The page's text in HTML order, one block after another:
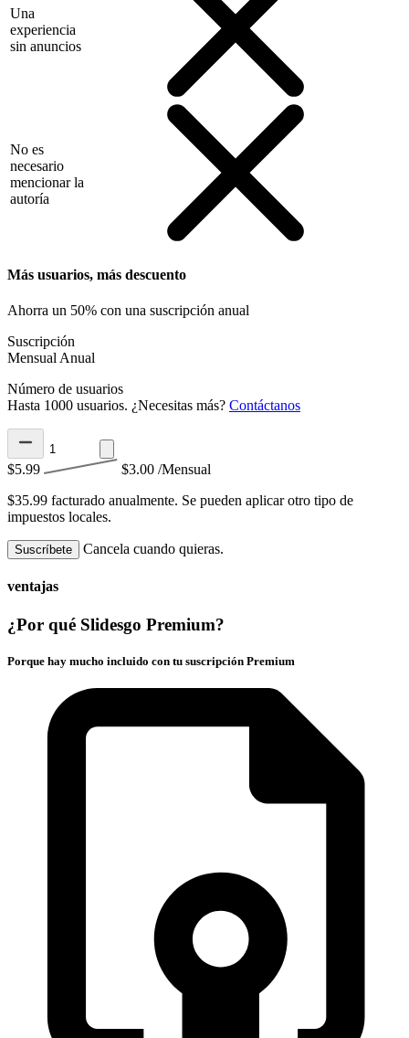
Una
experiencia
sin anuncios
No es
necesario
mencionar la
autoría
Más usuarios, más descuento
Ahorra un 50% con una suscripción anual
Suscripción
Mensual Anual
Número de usuarios
Hasta 1000 usuarios. ¿Necesitas más? Contáctanos
$5.99 $3.00 /Mensual
$35.99 facturado anualmente. Se pueden aplicar otro tipo de
impuestos locales.
Suscríbete Cancela cuando quieras.
ventajas
¿Por qué Slidesgo Premium?
Porque hay mucho incluido con tu suscripción Premium